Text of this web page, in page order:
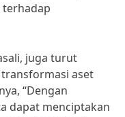
juga turut
aset
“Dengan
dapat menciptakan